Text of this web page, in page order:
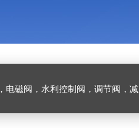
磁阀，水利控制阀，调节阀，减压阀